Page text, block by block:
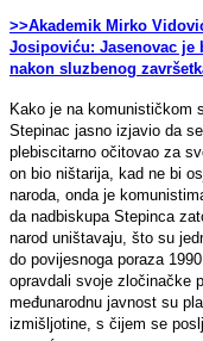
>>Akademik Mirko
Josipoviću: Jasenovac je
nakon sluzbenog
Kako je na komunističkom
Stepinac jasno izjavio da
plebiscitarno očitovao za
on bio ništarija, kad ne bi
naroda, onda je
da nadbiskupa Stepinca
narod uništavaju, što su
do povijesnoga poraza
opravdali svoje zločinačke
međunarodnu javnost su
izmišljotine, s čijem se